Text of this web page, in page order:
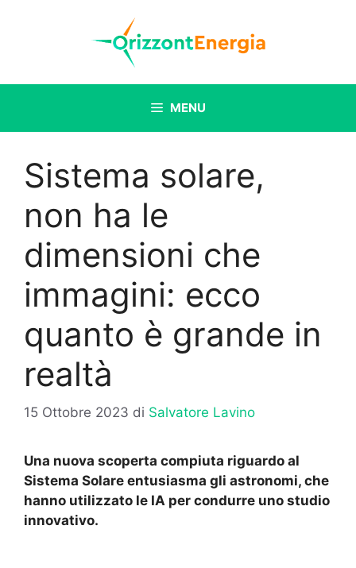
MENU
Sistema solare,
non ha le
dimensioni che
immagini: ecco
quanto è grande in
realtà
15 Ottobre 2023 di Salvatore Lavino
Una nuova scoperta compiuta riguardo al
Sistema Solare entusiasma gli astronomi, che
hanno utilizzato le IA per condurre uno studio
innovativo.